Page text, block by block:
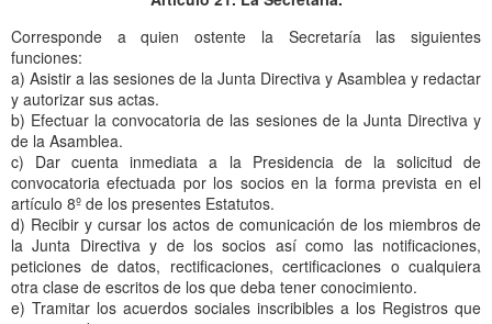
Corresponde a quien ostente la Secretaría las siguientes
funciones:
a) Asistir a las sesiones de la Junta Directiva y Asamblea y redactar
y autorizar sus actas.
b) Efectuar la convocatoria de las sesiones de la Junta Directiva y
de la Asamblea.
c) Dar cuenta inmediata a la Presidencia de la solicitud de
convocatoria efectuada por los socios en la forma prevista en el
artículo 8º de los presentes Estatutos.
d) Recibir y cursar los actos de comunicación de los miembros de
la Junta Directiva y de los socios así como las notificaciones,
peticiones de datos, rectificaciones, certificaciones o cualquiera
otra clase de escritos de los que deba tener conocimiento.
e) Tramitar los acuerdos sociales inscribibles a los Registros que